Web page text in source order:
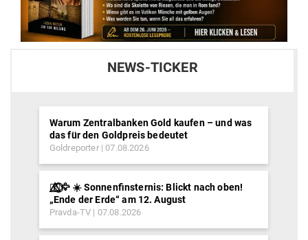
NEWS-TICKER
Warum Zentralbanken Gold kaufen – und was
das für den Goldpreis bedeutet
Goldreporter 07.08.2026
🐦‍🔥⃤⃟⃝🦅 ☀️ Sonnenfinsternis: Blickt nach oben!
„Ende der Erde“ am 12. August
Pravda-TV 07.08.2026